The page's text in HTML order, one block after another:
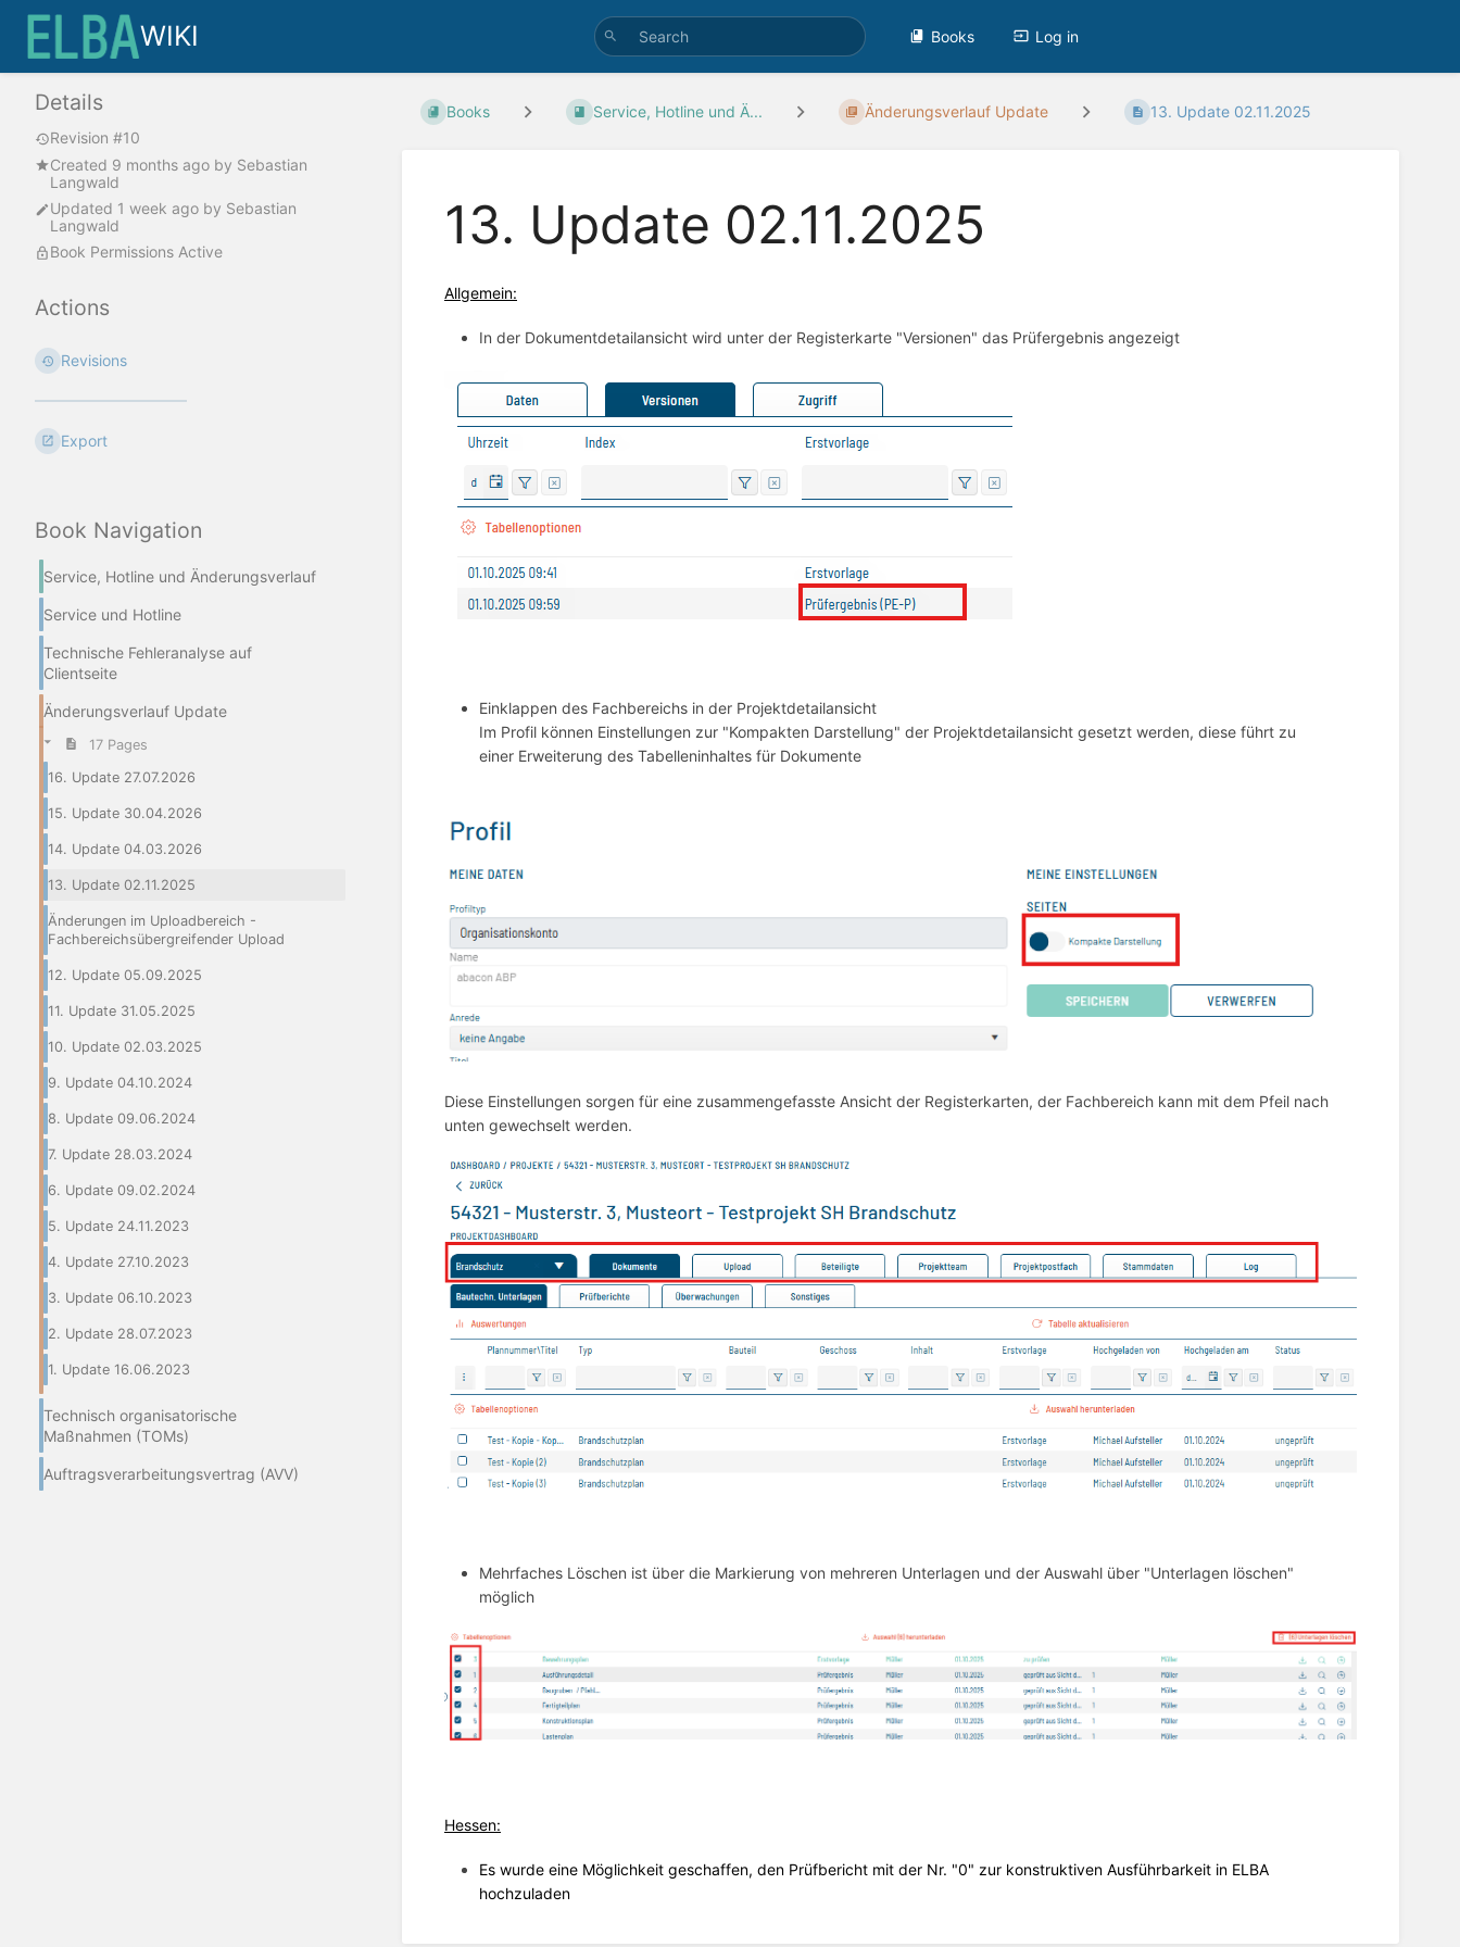
WIKI Books Log in
Book Navigation
Service, Hotline und Änderungsverlauf
Service und Hotline
Technische Fehleranalyse auf
Clientseite
Änderungsverlauf Update
17 Pages
16. Update 27.07.2026
15. Update 30.04.2026
14. Update 04.03.2026
13. Update 02.11.2025
Änderungen im Uploadbereich -
Fachbereichsübergreifender Upload
12. Update 05.09.2025
11. Update 31.05.2025
10. Update 02.03.2025
9. Update 04.10.2024
8. Update 09.06.2024
7. Update 28.03.2024
6. Update 09.02.2024
5. Update 24.11.2023
4. Update 27.10.2023
3. Update 06.10.2023
2. Update 28.07.2023
1. Update 16.06.2023
Technisch organisatorische
Maßnahmen (TOMs)
Auftragsverarbeitungsvertrag (AVV)
Books Service, Hotline und Ä... Änderungsverlauf Update 13. Update 02.11.2025
13. Update 02.11.2025
Allgemein:
In der Dokumentdetailansicht wird unter der Registerkarte "Versionen" das Prüfergebnis angezeigt
Einklappen des Fachbereichs in der Projektdetailansicht
Im Profil können Einstellungen zur "Kompakten Darstellung" der Projektdetailansicht gesetzt werden, diese führt zu
einer Erweiterung des Tabelleninhaltes für Dokumente
Diese Einstellungen sorgen für eine zusammengefasste Ansicht der Registerkarten, der Fachbereich kann mit dem Pfeil nach
unten gewechselt werden.
Mehrfaches Löschen ist über die Markierung von mehreren Unterlagen und der Auswahl über "Unterlagen löschen"
möglich
Hessen:
Es wurde eine Möglichkeit geschaffen, den Prüfbericht mit der Nr. "0" zur konstruktiven Ausführbarkeit in ELBA
hochzuladen
Details
Revision #10
Created 9 months ago by Sebastian
Langwald
Updated 1 week ago by Sebastian
Langwald
Book Permissions Active
Actions
Revisions
Export